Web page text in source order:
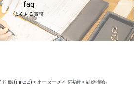
faq
よくある質問
ド 鶴 (mikoto) > オーダーメイド実績> 結婚指輪